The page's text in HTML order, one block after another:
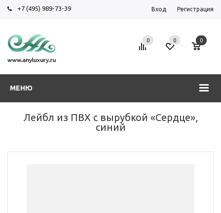
+7 (495) 989-73-39 Вход Регистрация
МЕНЮ
0 0 0
Лейбл из ПВХ с вырубкой «Сердце»,
синий